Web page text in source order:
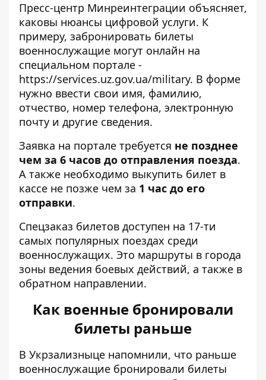
Пресс-центр Минреинтеграции объясняет,
каковы нюансы цифровой услуги. К
примеру, забронировать билеты
военнослужащие могут онлайн на
специальном портале -
https://services.uz.gov.ua/military. В форме
нужно ввести свои имя, фамилию,
отчество, номер телефона, электронную
почту и другие сведения.
Заявка на портале требуется не позднее
чем за 6 часов до отправления поезда.
А также необходимо выкупить билет в
кассе не позже чем за 1 час до его
отправки.
Спецзаказ билетов доступен на 17-ти
самых популярных поездах среди
военнослужащих. Это маршруты в города
зоны ведения боевых действий, а также в
обратном направлении.
Как военные бронировали
билеты раньше
В Укрзализныце напомнили, что раньше
военнослужащие бронировали билеты